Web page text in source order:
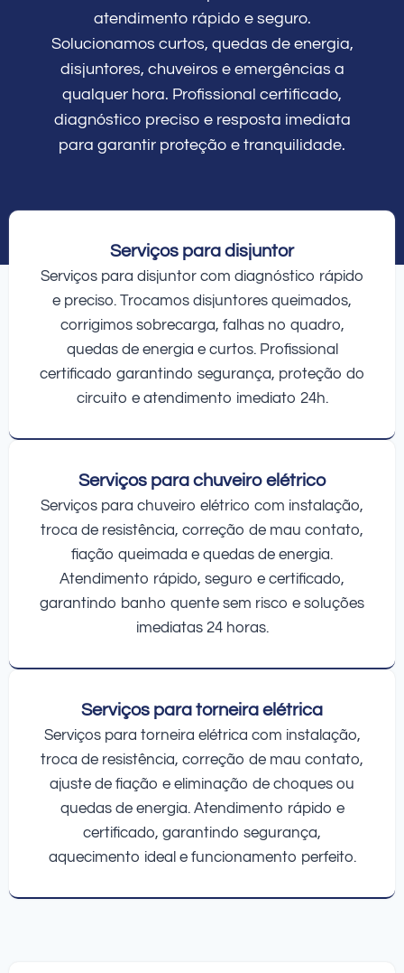
atendimento rápido e seguro.
Solucionamos curtos, quedas de energia,
disjuntores, chuveiros e emergências a
qualquer hora. Profissional certificado,
diagnóstico preciso e resposta imediata
para garantir proteção e tranquilidade.
Serviços para disjuntor
Serviços para disjuntor com diagnóstico rápido
e preciso. Trocamos disjuntores queimados,
corrigimos sobrecarga, falhas no quadro,
quedas de energia e curtos. Profissional
certificado garantindo segurança, proteção do
circuito e atendimento imediato 24h.
Serviços para chuveiro elétrico
Serviços para chuveiro elétrico com instalação,
troca de resistência, correção de mau contato,
fiação queimada e quedas de energia.
Atendimento rápido, seguro e certificado,
garantindo banho quente sem risco e soluções
imediatas 24 horas.
Serviços para torneira elétrica
Serviços para torneira elétrica com instalação,
troca de resistência, correção de mau contato,
ajuste de fiação e eliminação de choques ou
quedas de energia. Atendimento rápido e
certificado, garantindo segurança,
aquecimento ideal e funcionamento perfeito.